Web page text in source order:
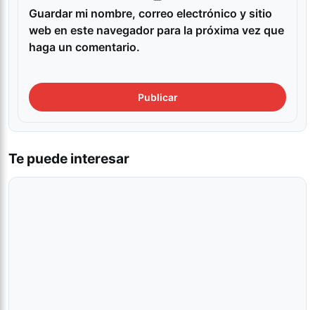
Guardar mi nombre, correo electrónico y sitio
web en este navegador para la próxima vez que
haga un comentario.
Te puede interesar